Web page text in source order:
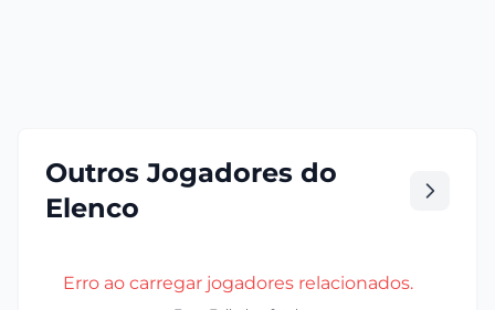
Outros Jogadores do
Elenco
Erro ao carregar jogadores relacionados.